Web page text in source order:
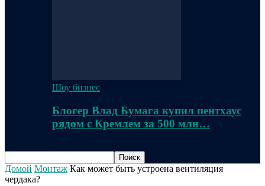
Шоу бизнес
Блогер Влад Бумага купил пентхаус
рядом с Кремлем за 500 млн…
Домой Монтаж Как может быть устроена вентиляция
чердака?